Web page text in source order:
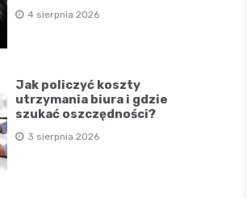
4 sierpnia 2026
Jak policzyć koszty
utrzymania biura i gdzie
szukać oszczędności?
3 sierpnia 2026